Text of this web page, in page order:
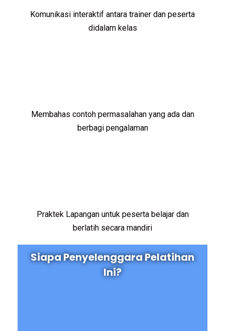
Komunikasi interaktif antara trainer dan peserta
didalam kelas
Membahas contoh permasalahan yang ada dan
berbagi pengalaman
Praktek Lapangan untuk peserta belajar dan
berlatih secara mandiri
Siapa Penyelenggara Pelatihan
Ini?